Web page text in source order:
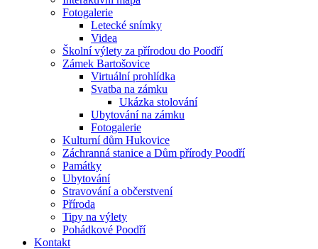
Fotogalerie
Letecké snímky
Videa
Školní výlety za přírodou do Poodří
Zámek Bartošovice
Virtuální prohlídka
Svatba na zámku
Ukázka stolování
Ubytování na zámku
Fotogalerie
Kulturní dům Hukovice
Záchranná stanice a Dům přírody Poodří
Památky
Ubytování
Stravování a občerstvení
Příroda
Tipy na výlety
Pohádkové Poodří
Kontakt